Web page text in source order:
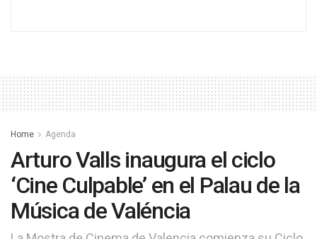
Home Agenda
Arturo Valls inaugura el ciclo
‘Cine Culpable’ en el Palau de la
Música de Valéncia